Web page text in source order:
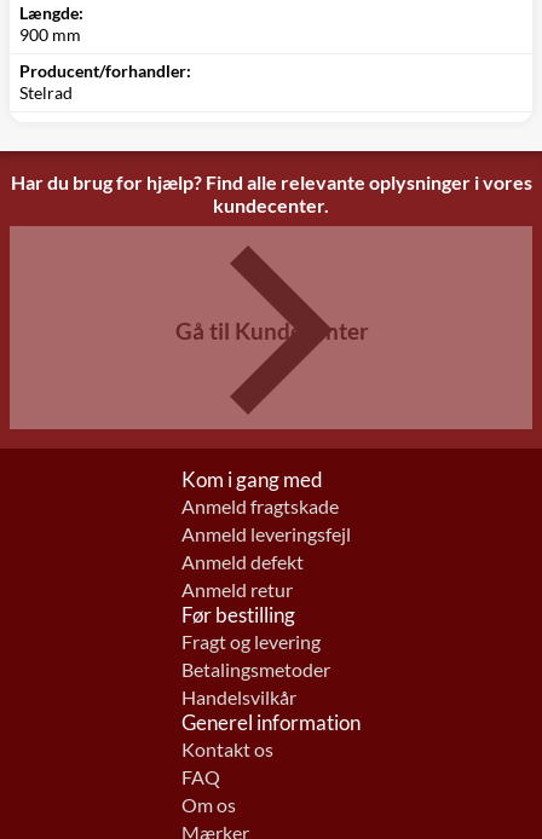
Længde:
900 mm
Producent/forhandler:
Stelrad
Har du brug for hjælp? Find alle relevante oplysninger i vores
kundecenter.
Gå til Kundecenter
Kom i gang med
Anmeld fragtskade
Anmeld leveringsfejl
Anmeld defekt
Anmeld retur
Før bestilling
Fragt og levering
Betalingsmetoder
Handelsvilkår
Generel information
Kontakt os
FAQ
Om os
Mærker